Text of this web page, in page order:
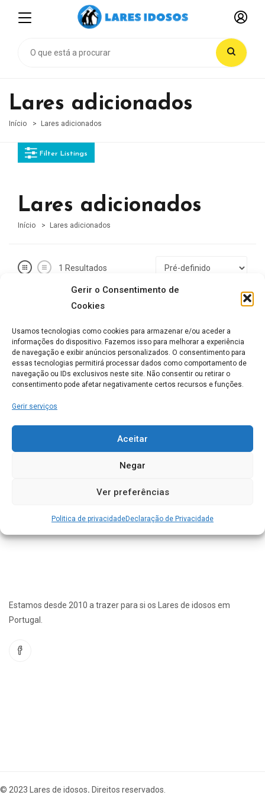
Gerir o Consentimento de
Cookies
Usamos tecnologias como cookies para armazenar e/ou aceder a
informações do dispositivo. Fazemos isso para melhorar a experiência
de navegação e exibir anúncios personalizados. O consentimento para
essas tecnologias permitirá processar dados como comportamento de
navegação ou IDs exclusivos neste site. Não consentir ou retirar o
consentimento pode afetar negativamente certos recursos e funções.
Gerir serviços
Aceitar
Negar
Ver preferências
Politica de privacidadeDeclaração de Privacidade
Lares adicionados
Início Lares adicionados
Filter Listings
Lares adicionados
Início Lares adicionados
1 Resultados
Aberto agora
Unidade Residencial Sagrada Família
Conhece este Lar. Gostaríamos de saber a sua
Estamos desde 2010 a trazer para si os Lares de idosos em
Portugal.
© 2023 Lares de idosos. Direitos reservados.